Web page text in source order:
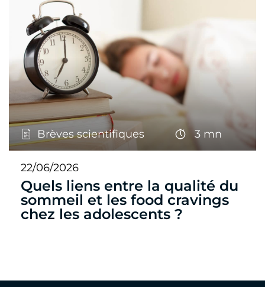
Brèves scientifiques 3 mn
22/06/2026
Quels liens entre la qualité du
sommeil et les food cravings
chez les adolescents ?